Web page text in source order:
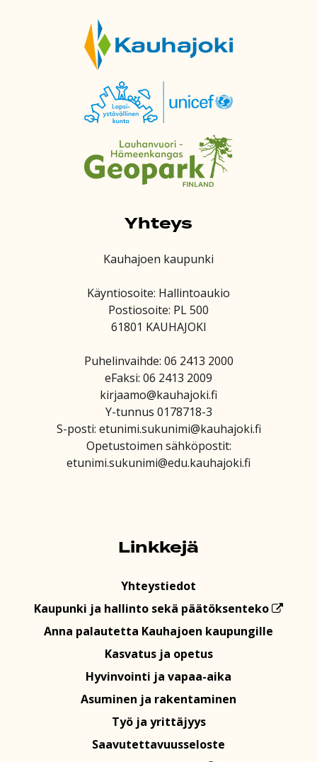
Yhteys
Kauhajoen kaupunki
Käyntiosoite: Hallintoaukio
Postiosoite: PL 500
61801 KAUHAJOKI
Puhelinvaihde: 06 2413 2000
eFaksi: 06 2413 2009
kirjaamo@kauhajoki.fi
Y-tunnus 0178718-3
S-posti: etunimi.sukunimi@kauhajoki.fi
Opetustoimen sähköpostit:
etunimi.sukunimi@edu.kauhajoki.fi
Linkkejä
Yhteystiedot
Kaupunki ja hallinto sekä päätöksenteko
Anna palautetta Kauhajoen kaupungille
Kasvatus ja opetus
Hyvinvointi ja vapaa-aika
Asuminen ja rakentaminen
Työ ja yrittäjyys
Saavutettavuusseloste